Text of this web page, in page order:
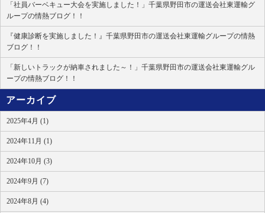
「社員バーベキュー大会を実施しました！」千葉県野田市の運送会社東運輸グ
ループの情熱ブログ！！
『健康診断を実施しました！』千葉県野田市の運送会社東運輸グループの情熱
ブログ！！
「新しいトラックが納車されました～！」千葉県野田市の運送会社東運輸グル
ープの情熱ブログ！！
アーカイブ
2025年4月 (1)
2024年11月 (1)
2024年10月 (3)
2024年9月 (7)
2024年8月 (4)